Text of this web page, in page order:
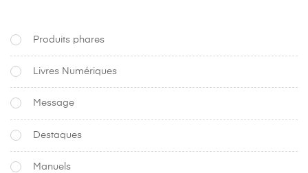
Produits phares
Livres Numériques
Message
Destaques
Manuels